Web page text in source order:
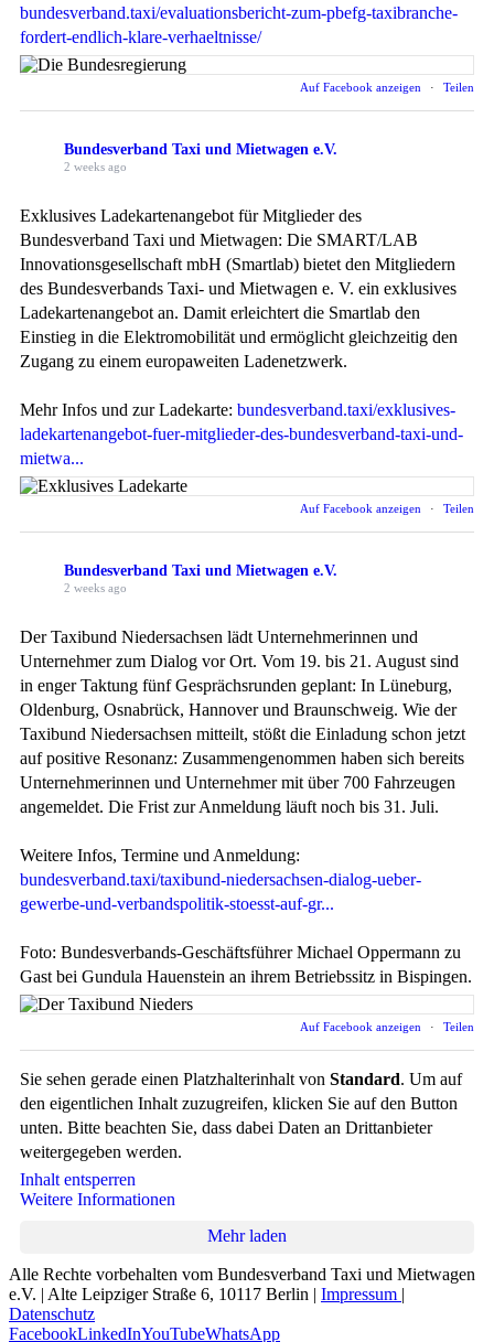
bundesverband.taxi/evaluationsbericht-zum-pbefg-taxibranche-
fordert-endlich-klare-verhaeltnisse/
Auf Facebook anzeigen · Teilen
Bundesverband Taxi und Mietwagen e.V.
2 weeks ago
Exklusives Ladekartenangebot für Mitglieder des
Bundesverband Taxi und Mietwagen: Die SMART/LAB
Innovationsgesellschaft mbH (Smartlab) bietet den Mitgliedern
des Bundesverbands Taxi- und Mietwagen e. V. ein exklusives
Ladekartenangebot an. Damit erleichtert die Smartlab den
Einstieg in die Elektromobilität und ermöglicht gleichzeitig den
Zugang zu einem europaweiten Ladenetzwerk.
Mehr Infos und zur Ladekarte: bundesverband.taxi/exklusives-
ladekartenangebot-fuer-mitglieder-des-bundesverband-taxi-und-
mietwa...
Auf Facebook anzeigen · Teilen
Bundesverband Taxi und Mietwagen e.V.
2 weeks ago
Der Taxibund Niedersachsen lädt Unternehmerinnen und
Unternehmer zum Dialog vor Ort. Vom 19. bis 21. August sind
in enger Taktung fünf Gesprächsrunden geplant: In Lüneburg,
Oldenburg, Osnabrück, Hannover und Braunschweig. Wie der
Taxibund Niedersachsen mitteilt, stößt die Einladung schon jetzt
auf positive Resonanz: Zusammengenommen haben sich bereits
Unternehmerinnen und Unternehmer mit über 700 Fahrzeugen
angemeldet. Die Frist zur Anmeldung läuft noch bis 31. Juli.
Weitere Infos, Termine und Anmeldung:
bundesverband.taxi/taxibund-niedersachsen-dialog-ueber-
gewerbe-und-verbandspolitik-stoesst-auf-gr...
Foto: Bundesverbands-Geschäftsführer Michael Oppermann zu
Gast bei Gundula Hauenstein an ihrem Betriebssitz in Bispingen.
Auf Facebook anzeigen · Teilen
Sie sehen gerade einen Platzhalterinhalt von Standard. Um auf
den eigentlichen Inhalt zuzugreifen, klicken Sie auf den Button
unten. Bitte beachten Sie, dass dabei Daten an Drittanbieter
weitergegeben werden.
Inhalt entsperren
Weitere Informationen
Mehr laden
Alle Rechte vorbehalten vom Bundesverband Taxi und Mietwagen
e.V. | Alte Leipziger Straße 6, 10117 Berlin | Impressum |
Datenschutz
FacebookLinkedInYouTubeWhatsApp